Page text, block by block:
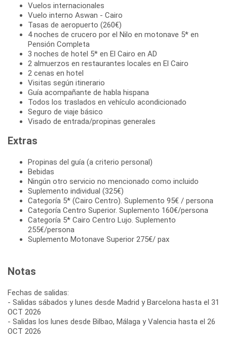
Vuelos internacionales
Vuelo interno Aswan - Cairo
Tasas de aeropuerto (260€)
4 noches de crucero por el Nilo en motonave 5* en
Pensión Completa
3 noches de hotel 5* en El Cairo en AD
2 almuerzos en restaurantes locales en El Cairo
2 cenas en hotel
Visitas según itinerario
Guía acompañante de habla hispana
Todos los traslados en vehículo acondicionado
Seguro de viaje básico
Visado de entrada/propinas generales
Extras
Propinas del guía (a criterio personal)
Bebidas
Ningún otro servicio no mencionado como incluido
Suplemento individual (325€)
Categoría 5* (Cairo Centro). Suplemento 95€ / persona
Categoría Centro Superior. Suplemento 160€/persona
Categoría 5* Cairo Centro Lujo. Suplemento
255€/persona
Suplemento Motonave Superior 275€/ pax
Notas
Fechas de salidas:
- Salidas sábados y lunes desde Madrid y Barcelona hasta el 31
OCT 2026
- Salidas los lunes desde Bilbao, Málaga y Valencia hasta el 26
OCT 2026